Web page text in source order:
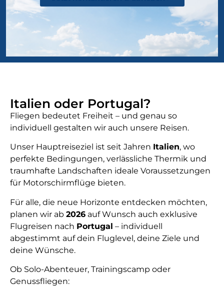
Italien oder Portugal?
Fliegen bedeutet Freiheit – und genau so
individuell gestalten wir auch unsere Reisen.
Unser Hauptreiseziel ist seit Jahren Italien, wo
perfekte Bedingungen, verlässliche Thermik und
traumhafte Landschaften ideale Voraussetzungen
für Motorschirmflüge bieten.
Für alle, die neue Horizonte entdecken möchten,
planen wir ab 2026 auf Wunsch auch exklusive
Flugreisen nach Portugal – individuell
abgestimmt auf dein Fluglevel, deine Ziele und
deine Wünsche.
Ob Solo-Abenteuer, Trainingscamp oder
Genussfliegen: